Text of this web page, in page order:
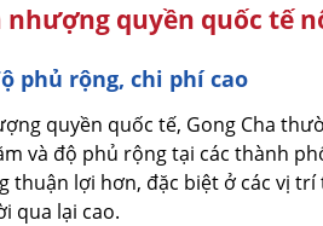
quyền quốc tế
phủ rộng, chi phí cao
quyền quốc tế, Gong Cha
và độ phủ rộng tại các thành
thuận lợi hơn, đặc biệt ở các vị
qua lại cao.